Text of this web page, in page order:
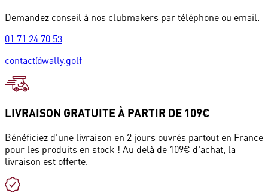
Demandez conseil à nos clubmakers par téléphone ou email.
01 71 24 70 53
contact@wally.golf
LIVRAISON GRATUITE À PARTIR DE 109€
Bénéficiez d'une livraison en 2 jours ouvrés partout en France
pour les produits en stock ! Au delà de 109€ d'achat, la
livraison est offerte.